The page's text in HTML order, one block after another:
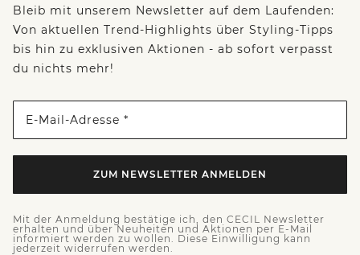
Bleib mit unserem Newsletter auf dem Laufenden:
Von aktuellen Trend-Highlights über Styling-Tipps
bis hin zu exklusiven Aktionen - ab sofort verpasst
du nichts mehr!
E-Mail-Adresse *
ZUM NEWSLETTER ANMELDEN
Mit der Anmeldung bestätige ich, den CECIL Newsletter
erhalten und über Neuheiten und Aktionen per E-Mail
informiert werden zu wollen. Diese Einwilligung kann
jederzeit widerrufen werden.